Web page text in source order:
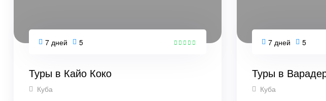
7 дней
5
Туры в Кайо Коко
Куба
7 дней
5
Туры в
Куба